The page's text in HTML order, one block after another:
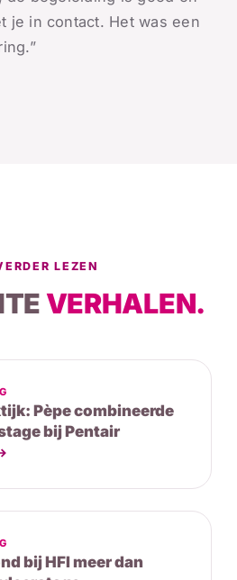
je in contact. Het was een
LEZEN
VERHALEN.
Pèpe combineerde
bij Pentair
bij HFI meer dan